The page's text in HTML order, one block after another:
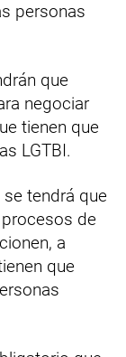
personas
que
negociar
tienen que
LGTBI.
tendrá que
de
a
que